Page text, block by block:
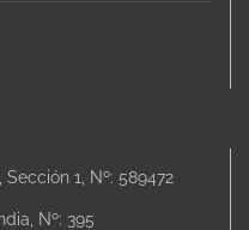
1, Nº: 589472
Nº: 395